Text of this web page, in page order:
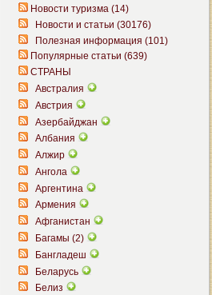
Новости туризма (14)
Новости и статьи (30176)
Полезная информация (101)
Популярные статьи (639)
СТРАНЫ
Австралия
Австрия
Азербайджан
Албания
Алжир
Ангола
Аргентина
Армения
Афганистан
Багамы (2)
Бангладеш
Беларусь
Белиз